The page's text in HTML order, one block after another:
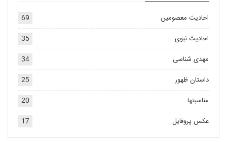
احادیث معصومین
69
احادیث نبوی
35
مهدی شناسی
34
داستان ظهور
25
مناسبتها
20
عکس پروفایل
17